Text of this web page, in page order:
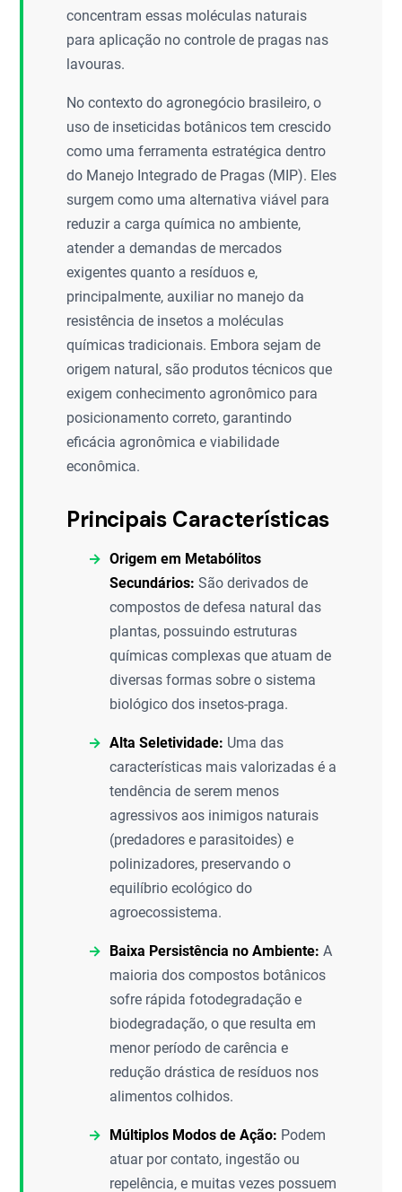
concentram essas moléculas naturais
para aplicação no controle de pragas nas
lavouras.
No contexto do agronegócio brasileiro, o
uso de inseticidas botânicos tem crescido
como uma ferramenta estratégica dentro
do Manejo Integrado de Pragas (MIP). Eles
surgem como uma alternativa viável para
reduzir a carga química no ambiente,
atender a demandas de mercados
exigentes quanto a resíduos e,
principalmente, auxiliar no manejo da
resistência de insetos a moléculas
químicas tradicionais. Embora sejam de
origem natural, são produtos técnicos que
exigem conhecimento agronômico para
posicionamento correto, garantindo
eficácia agronômica e viabilidade
econômica.
Principais Características
Origem em Metabólitos
Secundários: São derivados de
compostos de defesa natural das
plantas, possuindo estruturas
químicas complexas que atuam de
diversas formas sobre o sistema
biológico dos insetos-praga.
Alta Seletividade: Uma das
características mais valorizadas é a
tendência de serem menos
agressivos aos inimigos naturais
(predadores e parasitoides) e
polinizadores, preservando o
equilíbrio ecológico do
agroecossistema.
Baixa Persistência no Ambiente: A
maioria dos compostos botânicos
sofre rápida fotodegradação e
biodegradação, o que resulta em
menor período de carência e
redução drástica de resíduos nos
alimentos colhidos.
Múltiplos Modos de Ação: Podem
atuar por contato, ingestão ou
repelência, e muitas vezes possuem